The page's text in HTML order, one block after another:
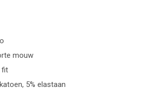
mouw
fit
5% elastaan